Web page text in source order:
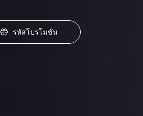
รหัสโปรโมชั่น